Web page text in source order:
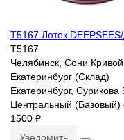
T5167 Лоток
T5167
Челябинск, Сони
Екатеринбург (Склад)
Екатеринбург,
Центральный (Базовый)
1500 ₽
Уведомить